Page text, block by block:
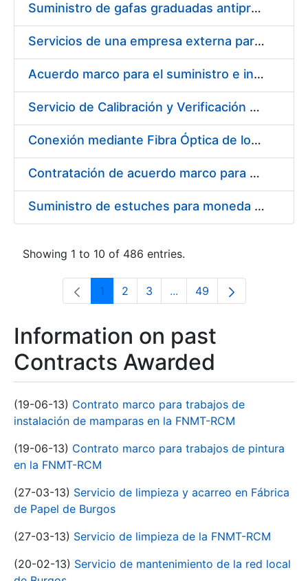
Suministro de gafas graduadas antiproyecciones para los trabajadores de la FNMT-RCM en los centros de trabajo de Madrid y Burgos
Servicios de una empresa externa para el asesoramiento y resolución de los recursos de alzada que se presentan relacionados con procesos de selección para la FNMT-RCM
Acuerdo marco para el suministro e instalación de persianas, estores y otros complementos
Servicio de Calibración y Verificación Externa de los Equipos de Medición del Servicio de Prevención de la FNMT-RCM
Conexión mediante Fibra Óptica de los Centros de Proceso de Datos (CPDs) de las sedes de la FNMT-RCM de Burgos y Madrid
Contratación de acuerdo marco para el Suministro de Material de Electricidad para la Fábrica Nacional de Moneda y Timbre-Real Casa de la Moneda en su centro de trabajo de Burgos
Suministro de estuches para moneda de 30 €
Showing 1 to 10 of 486 entries.
Page
1 Page
2 Page
3 ...Intermediate Pages Use
Page
49
Information on past
Contracts Awarded
(19-06-13) Contrato marco para trabajos de
instalación de mamparas en la FNMT-RCM
(19-06-13) Contrato marco para trabajos de pintura
en la FNMT-RCM
(27-03-13) Servicio de limpieza y acarreo en Fábrica
de Papel de Burgos
(27-03-13) Servicio de limpieza de la FNMT-RCM
(20-02-13) Servicio de mantenimiento de la red local